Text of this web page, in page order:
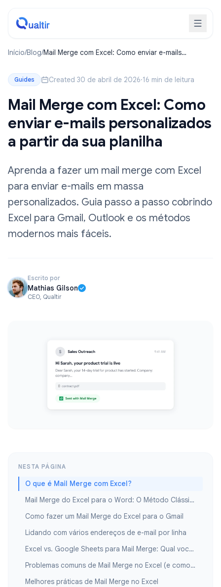
Início/Blog/Mail Merge com Excel: Como enviar e-mails
Guides Created 30 de abril de 2026·16 min de leitura
Mail Merge com Excel: Como
enviar e-mails personalizados
a partir da sua planilha
Aprenda a fazer um mail merge com Excel
para enviar e-mails em massa
personalizados. Guia passo a passo cobrindo
Excel para Gmail, Outlook e os métodos
modernos mais fáceis.
Escrito por
Mathias Gilson
CEO, Qualtir
NESTA PÁGINA
O que é Mail Merge com Excel?
Mail Merge do Excel para o Word: O Método Clássico
Como fazer um Mail Merge do Excel para o Gmail
Lidando com vários endereços de e-mail por linha
Excel vs. Google Sheets para Mail Merge: Qual você deve usar?
Problemas comuns de Mail Merge no Excel (e como corrigi-los)
Melhores práticas de Mail Merge no Excel